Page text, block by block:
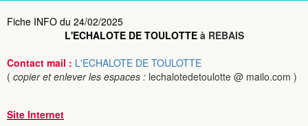
Fiche INFO du 24/02/2025
L'ECHALOTE DE TOULOTTEà REBAIS
Contact mail : L'ECHALOTE DE TOULOTTE
( copier et enlever les espaces : lechalotedetoulotte @ mailo.com )
Site Internet